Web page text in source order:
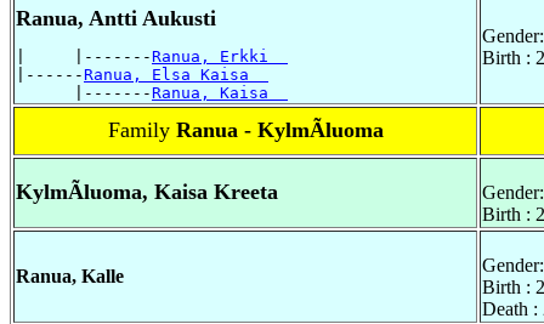
Ranua, Antti Aukusti
|     |-------Ranua, Erkki
|------Ranua, Elsa Kaisa
      |-------
Ranua, Kaisa
Birth :
Family Ranua - KylmÃluoma
KylmÃluoma, Kaisa Kreeta
Birth :
Ranua, Kalle
Birth :
Death :